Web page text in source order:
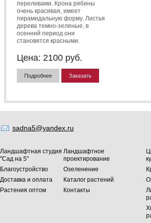
переливами. Крона рябины
очень красивая, имеет
пирамидальную форму. Листья
дерева темно-зеленые, в
осенний период они
становятся красными.
Цена: 2100 руб.
Подробнее Заказать
sadna5@yandex.ru
Ландшафтная студия
"Сад на 5"
Ландшафтное
проектирование
Благоустройство
Озеленение
Доставка и оплата
Каталог растений
Растения оптом
Контакты